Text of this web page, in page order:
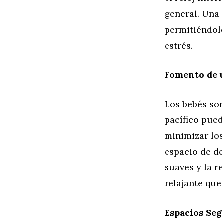
general.
estrés.
Fomento
Los bebés
pacífico
minimizar
espacio de
suaves y la
relajante
Espacios